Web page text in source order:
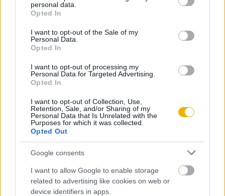
grant or deny consent to Google and its third-party tags to
use your data for below specified purposes in below Google
consent section.
personal data.
Opted In
I want to opt-out of the Sale of my
Personal Data.
Opted In
I want to opt-out of processing my
Personal Data for Targeted Advertising.
Opted In
I want to opt-out of Collection, Use,
Retention, Sale, and/or Sharing of my
Personal Data that Is Unrelated with the
Purposes for which it was collected.
Opted Out
Google consents
I want to allow Google to enable storage
related to advertising like cookies on web or
device identifiers in apps.
Online-on, kattintson ide:
Ha még nem
REGISZTRÁCIÓ.
V. Molnár László
Ismerje meg